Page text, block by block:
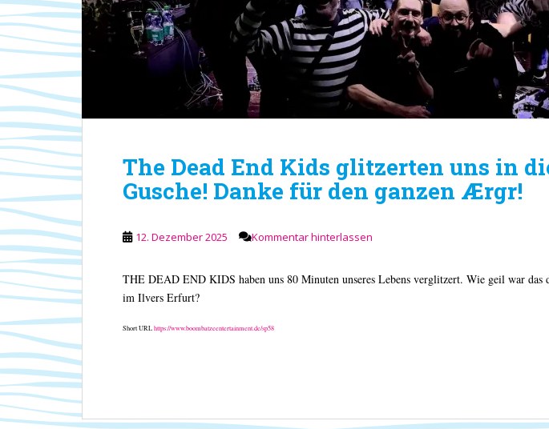
The Dead End Kids glitzerten uns in
Gusche! Danke für den ganzen Ærgr!
12. Dezember 2025 Kommentar hinterlassen
THE DEAD END KIDS haben uns 80 Minuten unseres Lebens verglitzert. Wie geil war das
im Ilvers Erfurt?
Short URLhttps://www.boombatzeentertainment.de/sp58